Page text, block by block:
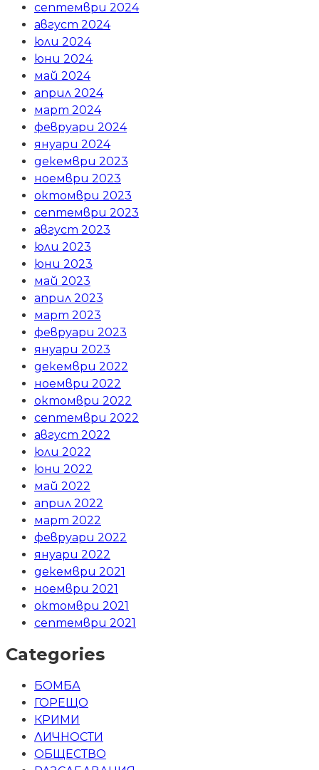
септември 2024
август 2024
юли 2024
юни 2024
май 2024
април 2024
март 2024
февруари 2024
януари 2024
декември 2023
ноември 2023
октомври 2023
септември 2023
август 2023
юли 2023
юни 2023
май 2023
април 2023
март 2023
февруари 2023
януари 2023
декември 2022
ноември 2022
октомври 2022
септември 2022
август 2022
юли 2022
юни 2022
май 2022
април 2022
март 2022
февруари 2022
януари 2022
декември 2021
ноември 2021
октомври 2021
септември 2021
Categories
БОМБА
ГОРЕЩО
КРИМИ
ЛИЧНОСТИ
ОБЩЕСТВО